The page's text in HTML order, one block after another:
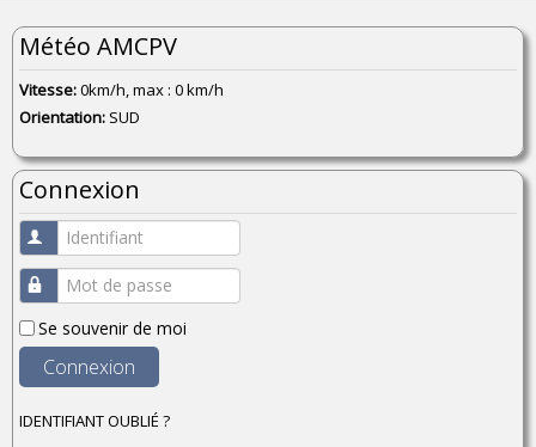
Météo AMCPV
Vitesse:0km/h, max : 0 km/h
Orientation: SUD
Connexion
Identifiant
Mot de passe
Se souvenir de moi
Connexion
IDENTIFIANT OUBLIÉ ?